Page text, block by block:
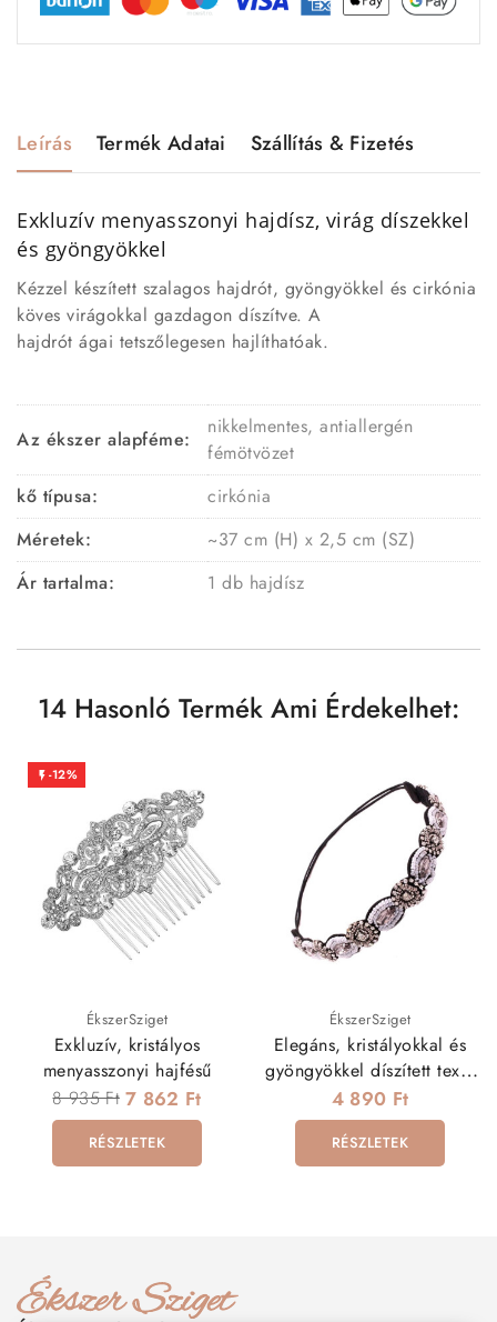
Leírás Termék Adatai Szállítás & Fizetés
Exkluzív menyasszonyi hajdísz, virág díszekkel
és gyöngyökkel
Kézzel készített szalagos hajdrót, gyöngyökkel és cirkónia
köves virágokkal gazdagon díszítve. A
hajdrót ágai tetszőlegesen hajlíthatóak.
Az ékszer alapféme:
nikkelmentes, antiallergén
fémötvözet
kő típusa:
cirkónia
Méretek:
~37 cm (H) x 2,5 cm (SZ)
Ár tartalma:
1 db hajdísz
14 Hasonló Termék Ami Érdekelhet:
 -12%
ÉkszerSziget
Exkluzív, kristályos
menyasszonyi hajfésű
8 935 Ft 7 862 Ft
RÉSZLETEK
ÉkszerSziget
Elegáns, kristályokkal és
gyöngyökkel díszített textil
hajdísz
4 890 Ft
RÉSZLETEK